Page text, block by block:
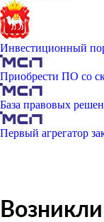
Инвестиционный
Приобрести ПО со
База правовых
Первый агрегатор